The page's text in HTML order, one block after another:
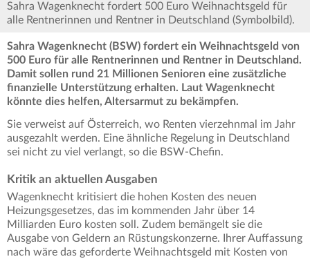
Sahra Wagenknecht fordert 500 Euro Weihnachtsgeld für
alle Rentnerinnen und Rentner in Deutschland (Symbolbild).
Sahra Wagenknecht (BSW) fordert ein Weihnachtsgeld von
500 Euro für alle Rentnerinnen und Rentner in Deutschland.
Damit sollen rund 21 Millionen Senioren eine zusätzliche
finanzielle Unterstützung erhalten. Laut Wagenknecht
könnte dies helfen, Altersarmut zu bekämpfen.
Sie verweist auf Österreich, wo Renten vierzehnmal im Jahr
ausgezahlt werden. Eine ähnliche Regelung in Deutschland
sei nicht zu viel verlangt, so die BSW-Chefin.
Kritik an aktuellen Ausgaben
Wagenknecht kritisiert die hohen Kosten des neuen
Heizungsgesetzes, das im kommenden Jahr über 14
Milliarden Euro kosten soll. Zudem bemängelt sie die
Ausgabe von Geldern an Rüstungskonzerne. Ihrer Auffassung
nach wäre das geforderte Weihnachtsgeld mit Kosten von